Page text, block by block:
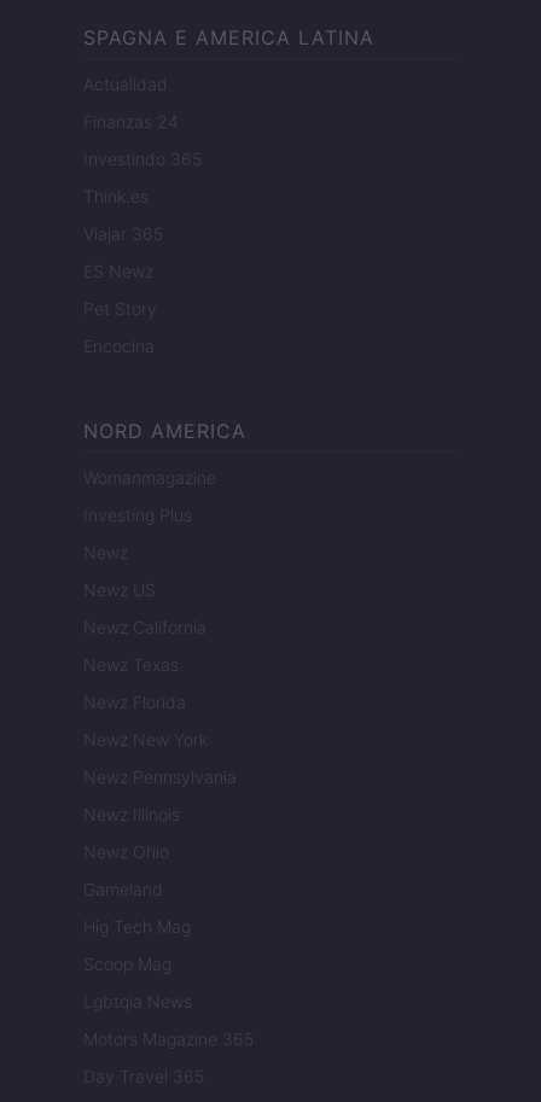
SPAGNA E AMERICA LATINA
Actualidad
Finanzas 24
Investindo 365
Think.es
Viajar 365
ES Newz
Pet Story
Encocina
NORD AMERICA
Womanmagazine
Investing Plus
Newz
Newz US
Newz California
Newz Texas
Newz Florida
Newz New York
Newz Pennsylvania
Newz Illinois
Newz Ohio
Gameland
Hig Tech Mag
Scoop Mag
Lgbtqia News
Motors Magazine 365
Day Travel 365